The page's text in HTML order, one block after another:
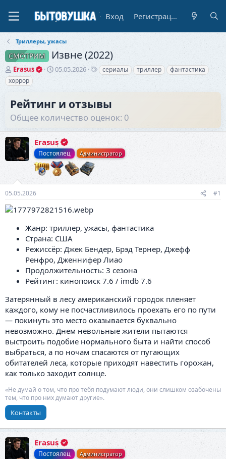
Вход Регистрация
Триллеры, ужасы
СМОТРИМ Извне (2022)
А
в
т
р
т
е
м
ы
Erasus
Д
н
а
ч
а
л
а
05.05.2026
Тсериалы триллер
фантастика
хоррор
Рейтинг и отзывы
Общее количество оценок: 0
Erasus
Постоялец Администратор
05.05.2026 #1
Жанр: триллер, ужасы, фантастика
Страна: США
Режиссёр: Джек Бендер, Брэд Тернер, Джефф
Ренфро, Дженнифер Лиао
Продолжительность: 3 сезона
Рейтинг: кинопоиск 7.6 / imdb 7.6
Затерянный в лесу американский городок пленяет
каждого, кому не посчастливилось проехать его по пути
— покинуть это место оказывается буквально
невозможно. Днем невольные жители пытаются
выстроить подобие нормального быта и найти способ
выбраться, а по ночам спасаются от пугающих
обитателей леса, которые приходят навестить горожан,
как только заходит солнце.
«Не думай о том, что про тебя подумают люди, они слишком озабочены
тем, что про них думают другие».
Контакты
Erasus
Постоялец Администратор